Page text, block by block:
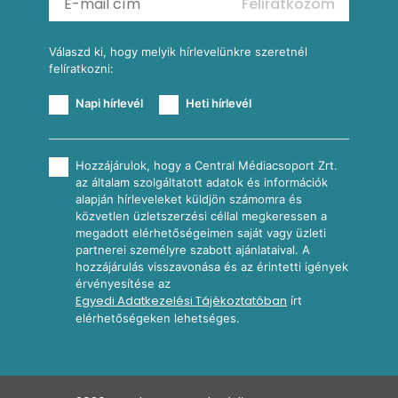
Válaszd ki, hogy melyik hírlevelünkre szeretnél
felíratkozni:
Napi hírlevél Heti hírlevél
Hozzájárulok, hogy a Central Médiacsoport Zrt.
az általam szolgáltatott adatok és információk
alapján hírleveleket küldjön számomra és
közvetlen üzletszerzési céllal megkeressen a
megadott elérhetőségeimen saját vagy üzleti
partnerei személyre szabott ajánlataival. A
hozzájárulás visszavonása és az érintetti igények
érvényesítése az
Egyedi Adatkezelési Tájékoztatóban írt
elérhetőségeken lehetséges.